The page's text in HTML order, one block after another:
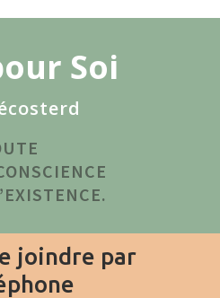
Soi
joindre par